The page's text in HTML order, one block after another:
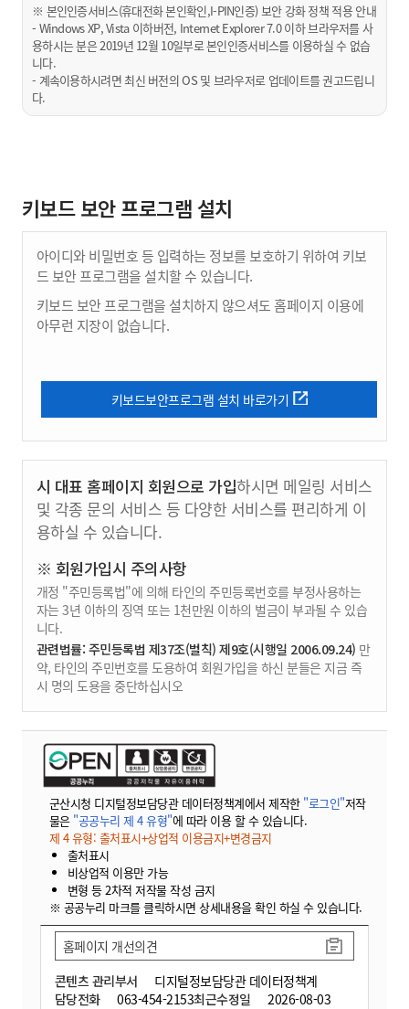
※ 본인인증서비스(휴대전화 본인확인,I-PIN인증) 보안 강화 정책 적용 안내
- Windows XP, Vista 이하버전, Internet Explorer 7.0 이하 브라우저를 사
용하시는 분은 2019년 12월 10일부로 본인인증서비스를 이용하실 수 없습
니다.
- 계속이용하시려면 최신 버전의 OS 및 브라우저로 업데이트를 권고드립니
다.
키보드 보안 프로그램 설치
아이디와 비밀번호 등 입력하는 정보를 보호하기 위하여 키보
드 보안 프로그램을 설치할 수 있습니다.
키보드 보안 프로그램을 설치하지 않으셔도 홈페이지 이용에
아무런 지장이 없습니다.
키보드보안프로그램 설치 바로가기
시 대표 홈페이지 회원으로 가입하시면 메일링 서비스
및 각종 문의 서비스 등 다양한 서비스를 편리하게 이
용하실 수 있습니다.
※ 회원가입시 주의사항
개정 "주민등록법"에 의해 타인의 주민등록번호를 부정사용하는
자는 3년 이하의 징역 또는 1천만원 이하의 벌금이 부과될 수 있습
니다.
관련법률: 주민등록법 제37조(벌칙) 제9호(시행일 2006.09.24) 만
약, 타인의 주민번호를 도용하여 회원가입을 하신 분들은 지금 즉
시 명의 도용을 중단하십시오
군산시청 디지털정보담당관 데이터정책계에서 제작한 "로그인"저작
물은 "공공누리 제 4 유형"에 따라 이용 할 수 있습니다.
제 4 유형: 출처표시+상업적 이용금지+변경금지
출처표시
비상업적 이용만 가능
변형 등 2차적 저작물 작성 금지
※ 공공누리 마크를 클릭하시면 상세내용을 확인 하실 수 있습니다.
콘텐츠 관리부서
디지털정보담당관 데이터정책계
담당전화
063-454-2153최근수정일 2026-08-03
홈페이지 개선의견